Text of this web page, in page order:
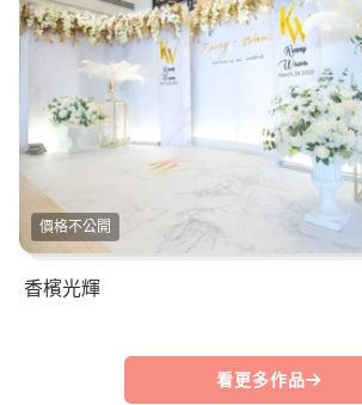
價格不公開
香檳光輝
看更多作品